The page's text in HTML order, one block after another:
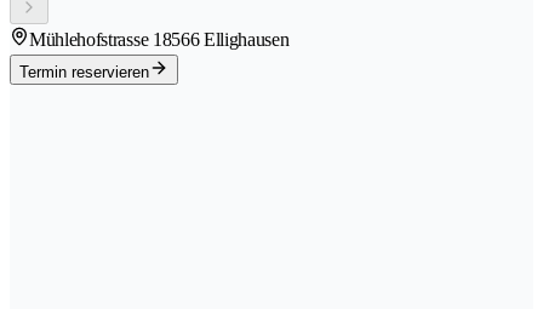
Mühlehofstrasse 18566 Ellighausen
Termin reservieren